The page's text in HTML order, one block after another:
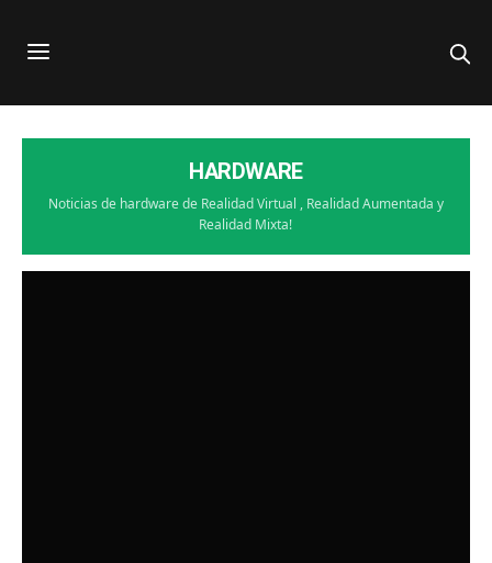
HARDWARE
Noticias de hardware de Realidad Virtual , Realidad Aumentada y
Realidad Mixta!